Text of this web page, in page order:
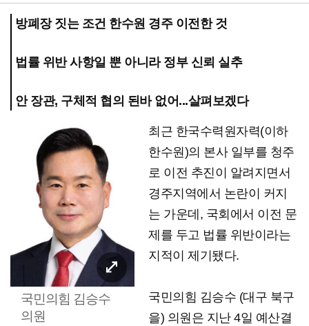
방폐장 짓는 조건 한수원 경주 이전한 것
법률 위반 사항일 뿐 아니라 정부 신뢰 실추
안 장관, 구체적 협의 된바 없어...살펴보겠다
국민의힘 김승수
의원
최근 한국수력원자력(이하
한수원)의 본사 일부를 청주
로 이전 추진이 알려지면서
경주지역에서 논란이 커지
는 가운데, 국회에서 이전 문
제를 두고 법률 위반이라는
지적이 제기됐다.
국민의힘 김승수 (대구 북구
을) 의원은 지난 4일 예산결